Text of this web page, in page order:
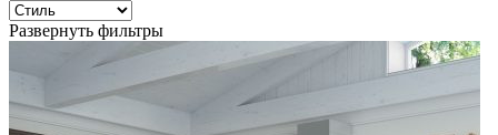
Развернуть фильтры